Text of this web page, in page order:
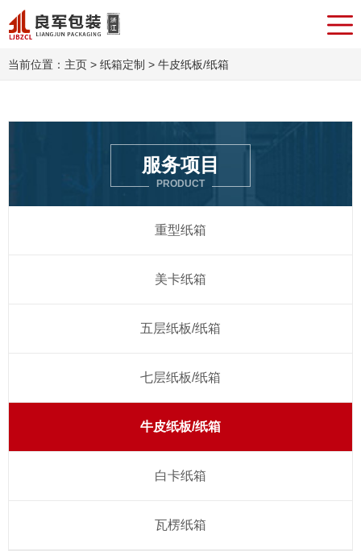
当前位置： 主页 > 纸箱定制 > 牛皮纸板/纸箱
服务项目
PRODUCT
重型纸箱
美卡纸箱
五层纸板/纸箱
七层纸板/纸箱
牛皮纸板/纸箱
白卡纸箱
瓦楞纸箱